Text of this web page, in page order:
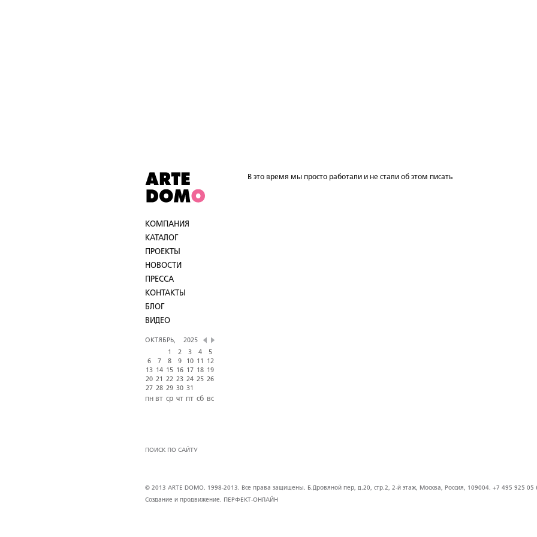
КОМПАНИЯ
КАТАЛОГ
ПРОЕКТЫ
НОВОСТИ
ПРЕССА
КОНТАКТЫ
БЛОГ
ВИДЕО
ОКТЯБРЬ,
2025
1
2 3 4
5
6
7 8 9 10 11
12
13 14 15 16 17 18
19
20 21 22 23 24 25 26
27 28 29 30 31
пн вт ср чт пт сб вс
ПОИСК ПО САЙТУ
В это время мы просто работали и не стали об этом писать
© 2013 ARTE DOMO. 1998-2013. Все права защищены. Б.Дровяной пер, д.20, стр.2, 2-й этаж, Москва, Россия, 109004. +7 495 925 05
Создание и продвижение. ПЕРФЕКТ-ОНЛАЙН